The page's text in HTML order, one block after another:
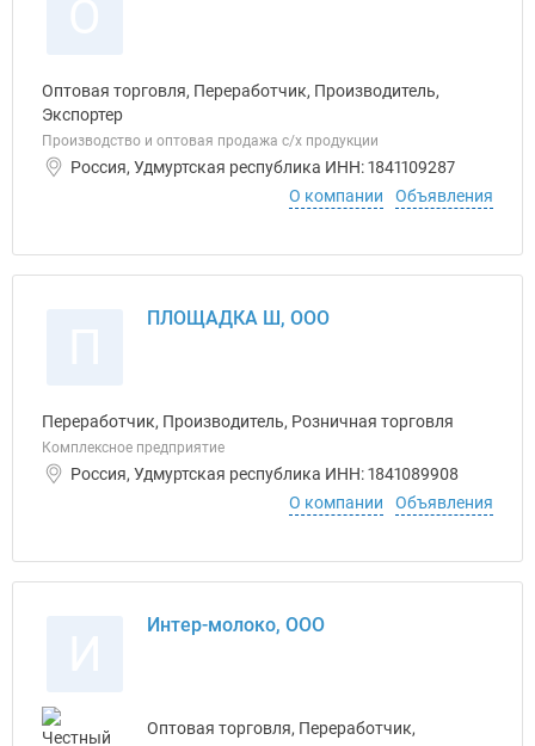
Оптовая торговля, Переработчик, Производитель,
Экспортер
Производство и оптовая продажа с/х продукции
Россия, Удмуртская республика ИНН: 1841109287
О компании
Объявления
ПЛОЩАДКА Ш, ООО
Переработчик, Производитель, Розничная торговля
Комплексное предприятие
Россия, Удмуртская республика ИНН: 1841089908
О компании
Объявления
Интер-молоко, ООО
Оптовая торговля, Переработчик,